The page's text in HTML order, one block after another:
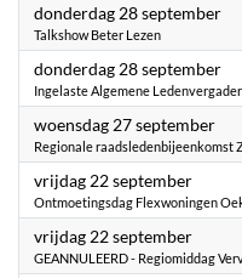
donderdag 28 september
Talkshow Beter Lezen
donderdag 28 september
Ingelaste Algemene
woensdag 27 september2023
Regionale raadsledenbijeenkomst
vrijdag 22 september2023
Ontmoetingsdag Flexwoningen
vrijdag 22 september2023
GEANNULEERD - Regiomiddag